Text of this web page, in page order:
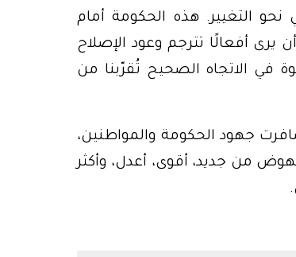
التغيير. هذه الحكومة أمام
أفعالًا تترجم وعود الإصلاح
الاتجاه الصحيح تُقرّبنا من
جهود الحكومة والمواطنين،
من جديد، أقوى، أعدل، وأكثر